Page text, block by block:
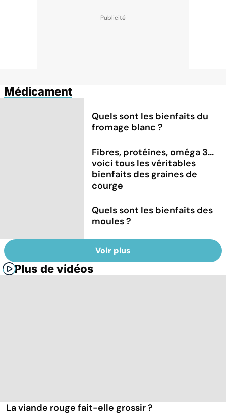
Médicament
Quels sont les bienfaits du
fromage blanc ?
Fibres, protéines, oméga 3...
voici tous les véritables
bienfaits des graines de
courge
Quels sont les bienfaits des
moules ?
Voir plus
Plus de vidéos
La viande rouge fait-elle grossir ?